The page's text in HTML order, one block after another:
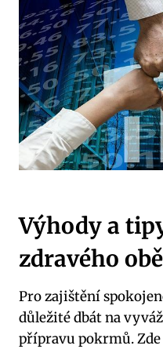
Výhody a
zdravého
Pro zajištění‍
důležité ​dbát na
přípravu pokrmů.